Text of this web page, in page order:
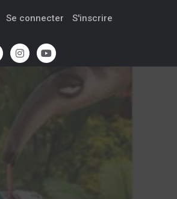
Se connecter S'inscrire